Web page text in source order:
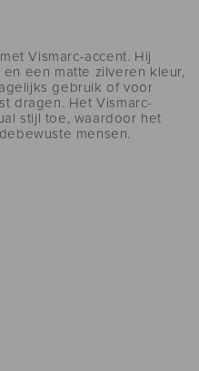
Vismarc-accent. Hij
een matte zilveren kleur,
gebruik of voor
dragen. Het Vismarc-
stijl toe, waardoor het
mensen.